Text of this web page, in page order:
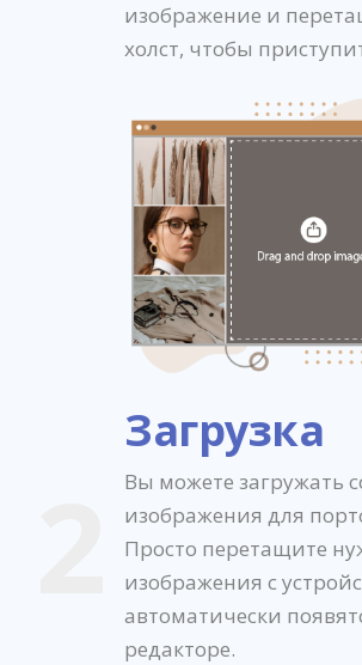
изображение и
холст, чтобы
Загрузка
Вы можете загружать
изображения для
Просто перетащите
изображения с
автоматически
редакторе.